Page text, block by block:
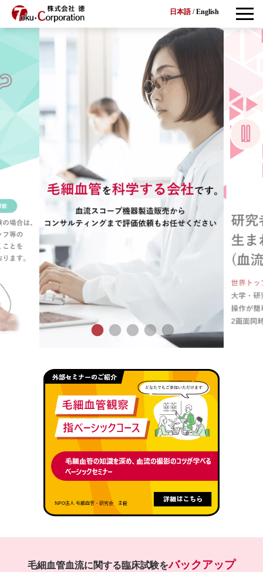
日本語/English
毛細血管血流に関する臨床試験をバックアップ